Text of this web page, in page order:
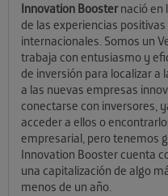
Innovation Boosternació en
de las experiencias
internacionales. Somos un
trabaja con entusiasmo y
de inversión para localizar
a las nuevas empresas
conectarse con inversores,
acceder a ellos o
empresarial, pero tenemos
Innovation Booster cuenta
una capitalización de algo
menos de un año.